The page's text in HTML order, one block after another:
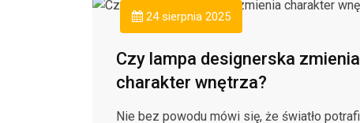
24 sierpnia 2025
Czy lampa designerska zmienia
charakter wnętrza?
Nie bez powodu mówi się, że światło potrafi